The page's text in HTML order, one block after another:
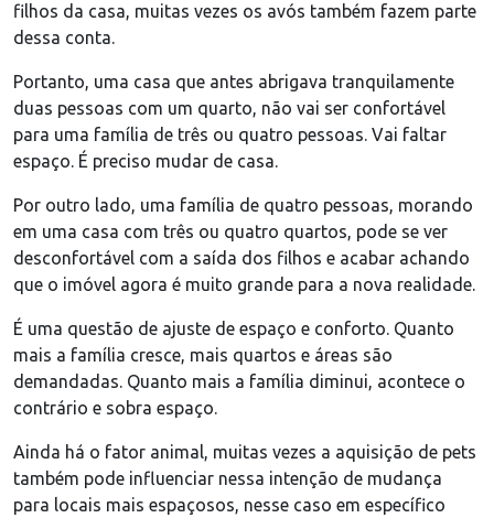
filhos da casa, muitas vezes os avós também fazem parte
dessa conta.
Portanto, uma casa que antes abrigava tranquilamente
duas pessoas com um quarto, não vai ser confortável
para uma família de três ou quatro pessoas. Vai faltar
espaço. É preciso mudar de casa.
Por outro lado, uma família de quatro pessoas, morando
em uma casa com três ou quatro quartos, pode se ver
desconfortável com a saída dos filhos e acabar achando
que o imóvel agora é muito grande para a nova realidade.
É uma questão de ajuste de espaço e conforto. Quanto
mais a família cresce, mais quartos e áreas são
demandadas. Quanto mais a família diminui, acontece o
contrário e sobra espaço.
Ainda há o fator animal, muitas vezes a aquisição de pets
também pode influenciar nessa intenção de mudança
para locais mais espaçosos, nesse caso em específico